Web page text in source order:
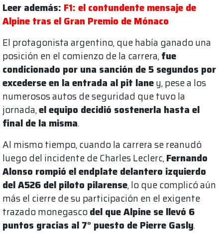
Leer además: F1: el contundente mensaje de
Alpine tras el Gran Premio de Mónaco
El protagonista argentino, que había ganado una
posición en el comienzo de la carrera,fue
condicionado por una sanción de 5 segundos por
excederse en la entrada al pit laney, pese a los
numerosos autos de seguridad que tuvo la
jornada,el equipo decidió sostenerla hasta el
final de la misma.
Al mismo tiempo, cuando la carrera se reanudó
luego del incidente de Charles Leclerc,Fernando
Alonso rompió el endplate delantero izquierdo
del A526 del piloto pilarense, lo que complicó aún
más el cierre de su participación en el exigente
trazado monegascodel que Alpine se llevó 6
puntos gracias al 7° puesto de Pierre Gasly.